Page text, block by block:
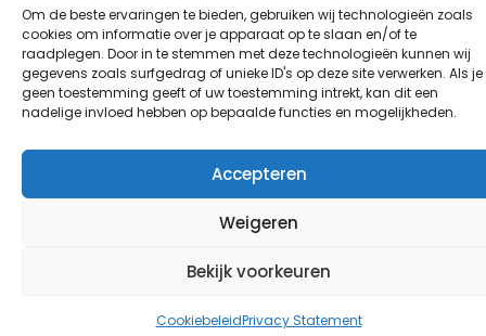
Om de beste ervaringen te bieden, gebruiken wij technologieën zoals
cookies om informatie over je apparaat op te slaan en/of te
raadplegen. Door in te stemmen met deze technologieën kunnen wij
gegevens zoals surfgedrag of unieke ID's op deze site verwerken. Als je
geen toestemming geeft of uw toestemming intrekt, kan dit een
nadelige invloed hebben op bepaalde functies en mogelijkheden.
Accepteren
Weigeren
Bekijk voorkeuren
CookiebeleidPrivacy Statement